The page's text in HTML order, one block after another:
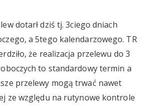
dotarł dziś tj. 3ciego dniach
a 5tego kalendarzowego. TR
że realizacja przelewu do 3
to standardowy termin a
przelewy mogą trwać nawet
ze względu na rutynowe kontrole